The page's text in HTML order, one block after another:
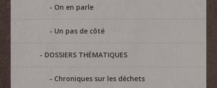
On en parle
Un pas de côté
DOSSIERS THÉMATIQUES
Chroniques sur les déchets